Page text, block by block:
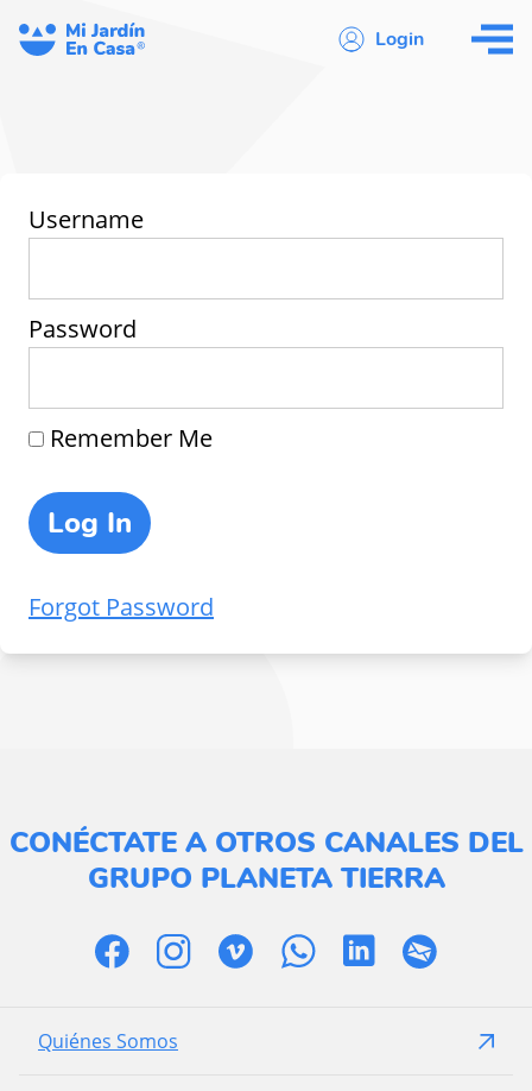
Login
Username
Password
Remember Me
Forgot Password
CONÉCTATE A OTROS CANALES DEL
GRUPO PLANETA TIERRA
Quiénes Somos